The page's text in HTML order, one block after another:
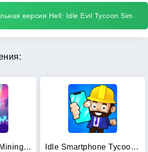
версия Hell: Idle Evil Tycoon Sim
Deep Town: Idle Mining Tycoon Idle Smartphone Tycoon Factory